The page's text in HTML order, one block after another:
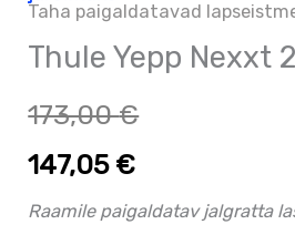
Taha paigaldatavad
Thule Yepp Nexxt
173,00€
147,05 €
Raamile paigaldatav jalgratta